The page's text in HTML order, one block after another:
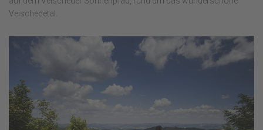
Veischedetal.